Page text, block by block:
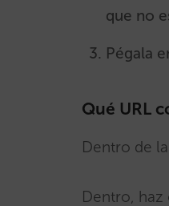
que no
Pégala
Qué URL
Dentro de
Dentro, haz